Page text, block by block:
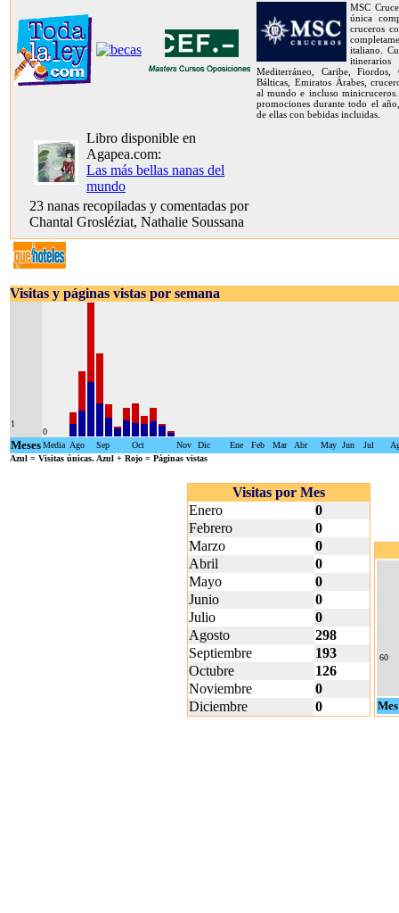
MSC
única
cruceros
italiano.
Mediterráneo, Caribe, Fiordos,
Bálticas, Emiratos Árabes,
al mundo e incluso
promociones durante todo el
de ellas con bebidas incluidas.
Libro disponible en
Agapea.com:
Las más bellas nanas del
mundo
23 nanas recopiladas y comentadas por
Chantal Grosléziat, Nathalie Soussana
Visitas y páginas vistas por semana
1
0
MesesMedia Ago Sep Oct Nov Dic Ene Feb Mar Abr May Jun Jul
Azul = Visitas únicas. Azul + Rojo = Páginas vistas
Visitas por Mes
Enero
0
Febrero
0
Marzo
0
Abril
0
Mayo
0
Junio
0
Julio
0
Agosto
298
Septiembre
193
Octubre
126
Noviembre
0
Diciembre
0
60
Mes